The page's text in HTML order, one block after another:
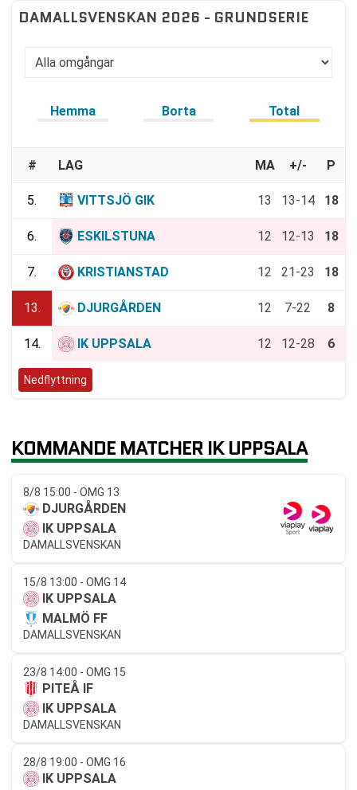
DAMALLSVENSKAN 2026 - GRUNDSERIE
Hemma Borta Total
# LAG MA +/- P
5. VITTSJÖ GIK 13 13-14 18
6. ESKILSTUNA 12 12-13 18
7. KRISTIANSTAD 12 21-23 18
13. DJURGÅRDEN 12 7-22 8
14. IK UPPSALA 12 12-28 6
Nedflyttning
KOMMANDE MATCHER IK UPPSALA
8/8 15:00 - OMG 13
DJURGÅRDEN
IK UPPSALA
DAMALLSVENSKAN
15/8 13:00 - OMG 14
IK UPPSALA
MALMÖ FF
DAMALLSVENSKAN
23/8 14:00 - OMG 15
PITEÅ IF
IK UPPSALA
DAMALLSVENSKAN
28/8 19:00 - OMG 16
IK UPPSALA